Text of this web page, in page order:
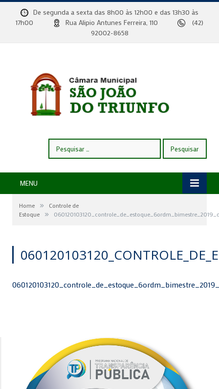
De segunda a sexta das 8h00 às 12h00 e das 13h30 às
17h00
Rua Alipio Antunes Ferreira, 110
(42)
92002-8658
por:
MENU
Home »
Controle de
Estoque
»